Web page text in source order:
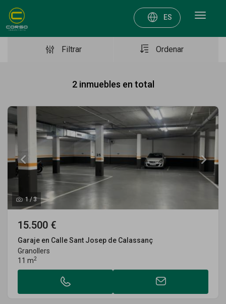
Toggle
ES
Filtrar Ordenar
2 inmuebles en total
1/3
15.500 €
Garaje en Calle Sant Josep de Calassanç
Granollers
11 m2